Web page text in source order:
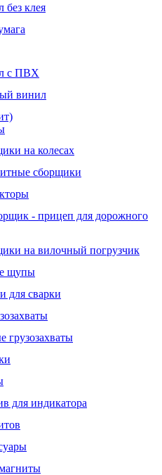
клея
с ПВХ
винил
на колесах
сборщики
- прицеп для дорожного
на вилочный погрузчик
щупы
для сварки
грузозахваты
для индикатора